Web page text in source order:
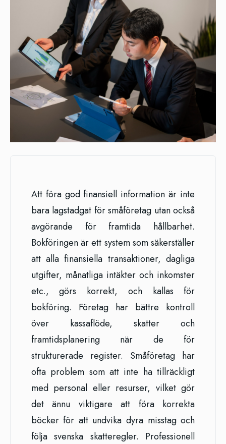
Att föra god finansiell information är inte
bara lagstadgat för småföretag utan också
avgörande för framtida hållbarhet.
Bokföringen är ett system som säkerställer
att alla finansiella transaktioner, dagliga
utgifter, månatliga intäkter och inkomster
etc., görs korrekt, och kallas för
bokföring. Företag har bättre kontroll
över kassaflöde, skatter och
framtidsplanering när de för
strukturerade register. Småföretag har
ofta problem som att inte ha tillräckligt
med personal eller resurser, vilket gör
det ännu viktigare att föra korrekta
böcker för att undvika dyra misstag och
följa svenska skatteregler. Professionell